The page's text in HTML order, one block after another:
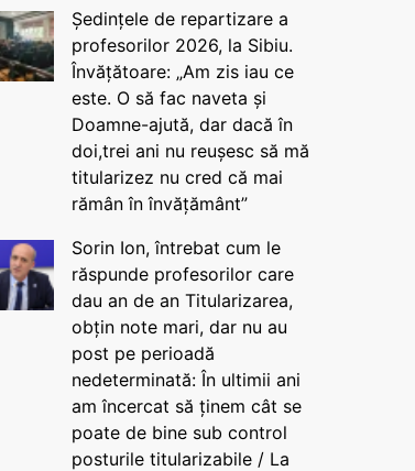
Ședințele de repartizare a
profesorilor 2026, la Sibiu.
Învățătoare: „Am zis iau ce
este. O să fac naveta și
Doamne-ajută, dar dacă în
doi,trei ani nu reușesc să mă
titularizez nu cred că mai
rămân în învățământ”
Sorin Ion, întrebat cum le
răspunde profesorilor care
dau an de an Titularizarea,
obțin note mari, dar nu au
post pe perioadă
nedeterminată: În ultimii ani
am încercat să ținem cât se
poate de bine sub control
posturile titularizabile / La